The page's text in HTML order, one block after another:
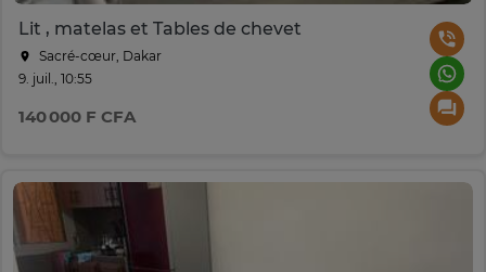
Lit , matelas et Tables de chevet
Sacré-cœur, Dakar
9. juil., 10:55
140 000 F CFA